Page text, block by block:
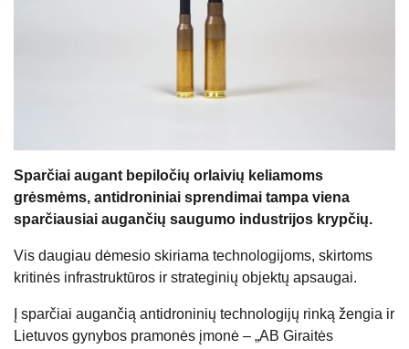
Sparčiai augant bepiločių orlaivių keliamoms
grėsmėms, antidroniniai sprendimai tampa viena
sparčiausiai augančių saugumo industrijos krypčių.
Vis daugiau dėmesio skiriama technologijoms, skirtoms
kritinės infrastruktūros ir strateginių objektų apsaugai.
Į sparčiai augančią antidroninių technologijų rinką žengia ir
Lietuvos gynybos pramonės įmonė – „AB Giraitės